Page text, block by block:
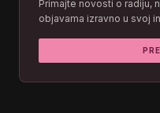
Primajte novosti o radiju,
objavama izravno u svoj